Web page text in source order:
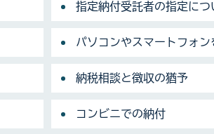
指定納付受託者の指定につ
パソコンやスマートフォ
納税相談と徴収の猶予
コンビニでの納付